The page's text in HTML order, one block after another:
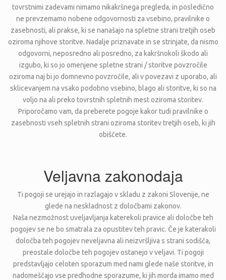
tovrstnimi zadevami nimamo nikakršnega pregleda, in posledično
ne prevzemamo nobene odgovornosti za vsebino, pravilnike o
zasebnosti, ali prakse, ki se nanašajo na spletne strani tretjih oseb
oziroma njihove storitve. Nadalje priznavate in se strinjate, da nismo
odgovorni, neposredno ali posredno, za kakršnokoli škodo ali
izgubo, ki so jo omenjene spletne strani / storitve povzročile
oziroma naj bi jo domnevno povzročile, ali v povezavi z uporabo, ali
sklicevanjem na vsako podobno vsebino, blago ali storitve, ki so na
voljo na ali preko tovrstnih spletnih mest oziroma storitev.
Priporočamo vam, da preberete pogoje kakor tudi pravilnike o
zasebnosti vseh spletnih strani oziroma storitev tretjih oseb, ki jih
obiščete.
Veljavna zakonodaja
Ti pogoji se urejajo in razlagajo v skladu z zakoni Slovenije, ne
glede na neskladnost z določbami zakonov.
Naša nezmožnost uveljavljanja katerekoli pravice ali določbe teh
pogojev se ne bo smatrala za opustitev teh pravic. Če je katerakoli
določba teh pogojev neveljavna ali neizvršljiva s strani sodišča,
preostale določbe teh pogojev ostanejo v veljavi. Ti pogoji
predstavljajo celoten sporazum med nami glede naše storitve, in
nadomeščajo vse predhodne sporazume, ki jih morda imamo med